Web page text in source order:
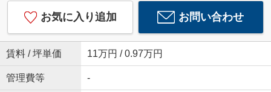
お気に入り追加 お問い合わせ
賃料 / 坪単価 11万円 / 0.97万円
管理費等 -